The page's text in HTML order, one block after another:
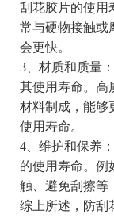
刮花胶片的使用
常与硬物接触或
会更快。
3、材质和质量
其使用寿命。高
材料制成，能够
使用寿命。
4、维护和保养
的使用寿命。例
触、避免刮擦等
综上所述，防刮